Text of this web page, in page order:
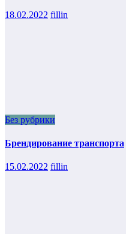
18.02.2022 fillin
Без рубрики
Брендирование транспорта
15.02.2022 fillin